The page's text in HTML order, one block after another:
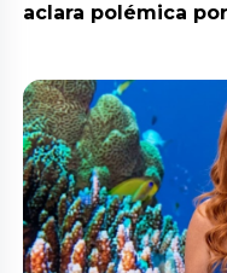
aclara polémica